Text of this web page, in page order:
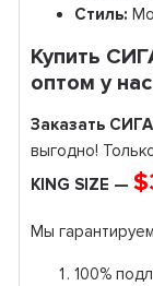
Стиль:
Купить
оптом у нас
Заказать
выгодно!
KING SIZE —
Мы
100%